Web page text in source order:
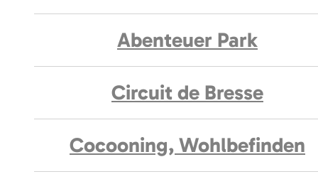
Abenteuer Park
Circuit de Bresse
Cocooning, Wohlbefinden